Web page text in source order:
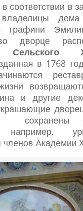
соответствии в
владелицы
графини
дворце
в 1768
и другие
сохранены
например,
членов Академии